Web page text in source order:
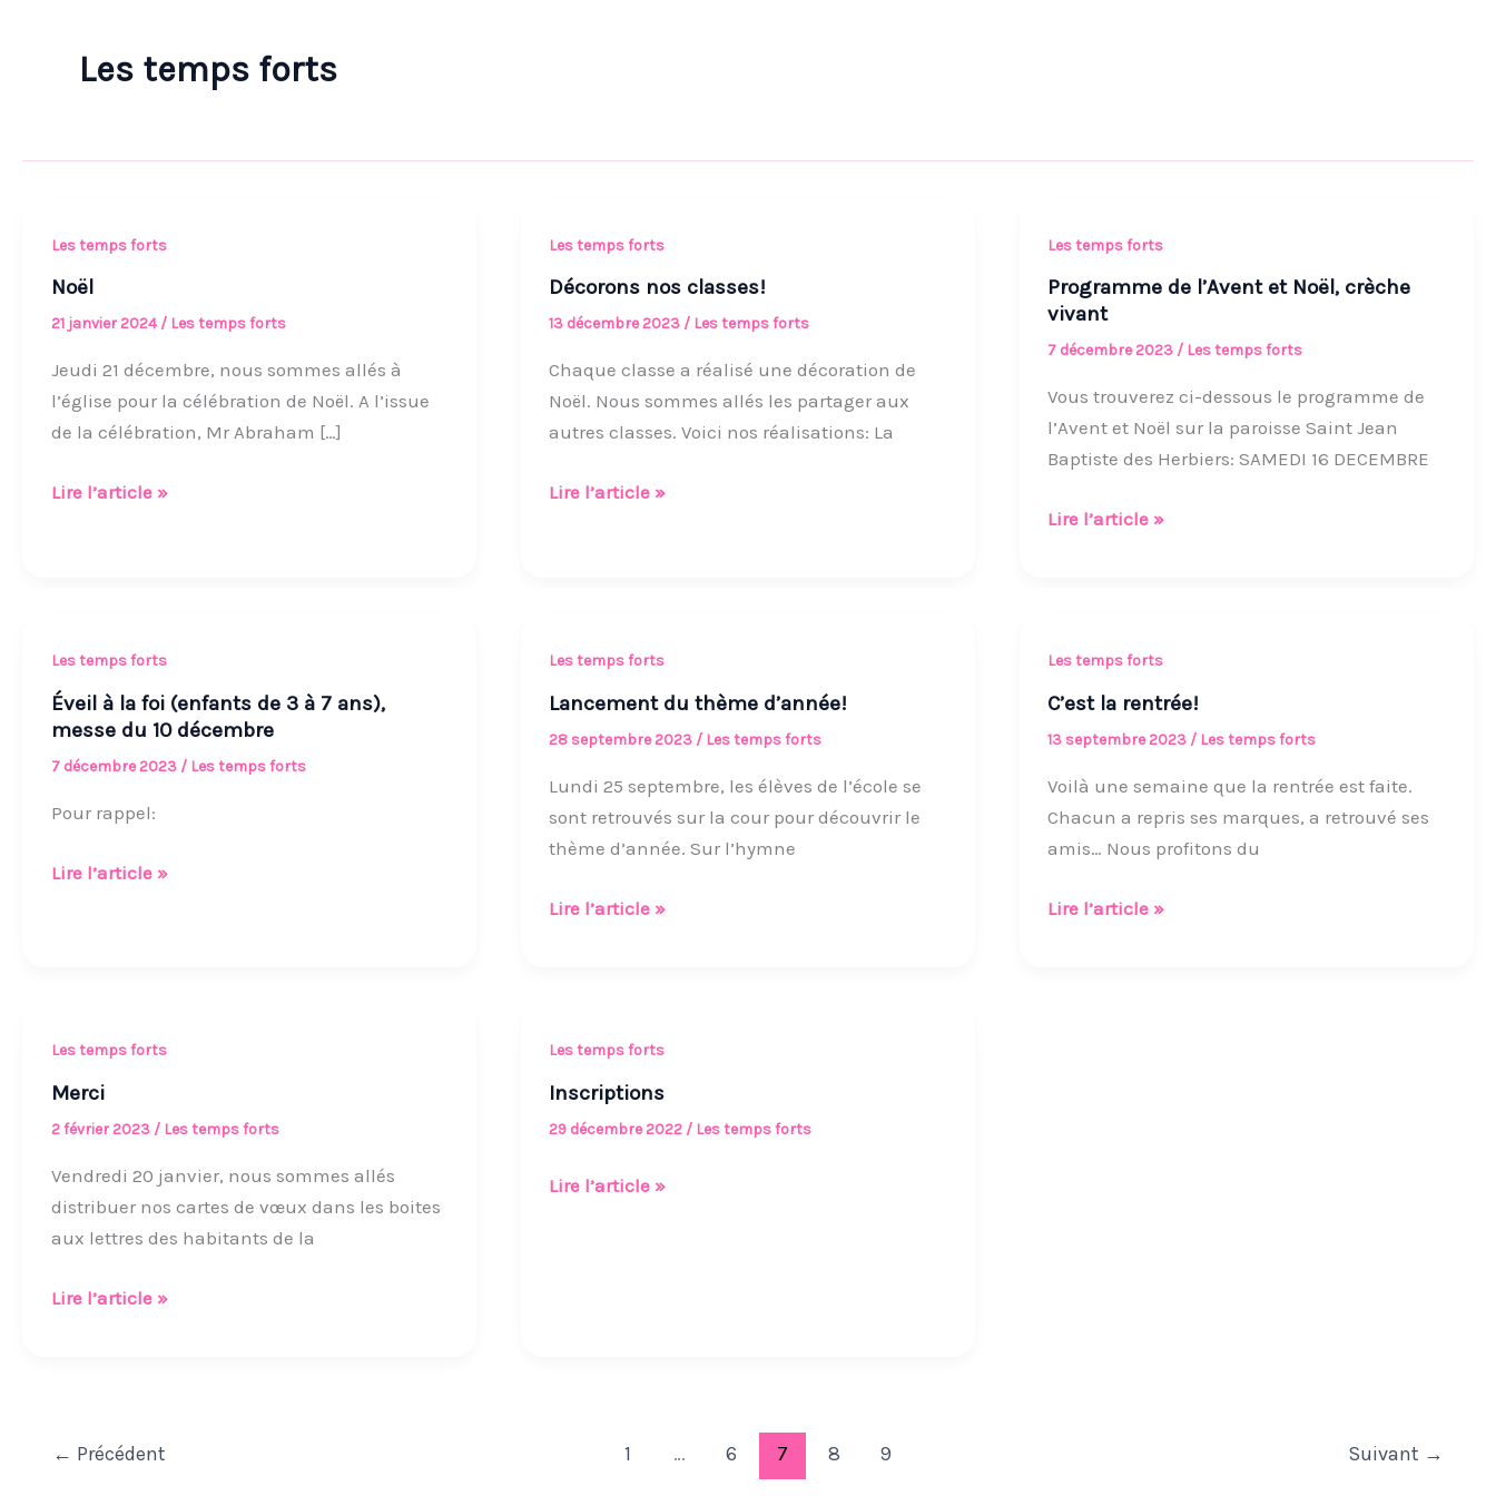
Les temps forts
Les temps forts
Noël
21 janvier 2024 / Les temps forts
Jeudi 21 décembre, nous sommes allés à
l’église pour la célébration de Noël. A l’issue
de la célébration, Mr Abraham […]
Noël
Lire l’article »
Les temps forts
Décorons nos classes!
13 décembre 2023 / Les temps forts
Chaque classe a réalisé une décoration de
Noël. Nous sommes allés les partager aux
autres classes. Voici nos réalisations: La
Décorons
nos
Lire l’article »
Les temps forts
Programme de l’Avent et Noël, crèche
vivant
7 décembre 2023 / Les temps forts
Vous trouverez ci-dessous le programme de
l’Avent et Noël sur la paroisse Saint Jean
Baptiste des Herbiers: SAMEDI 16 DECEMBRE
Programme
l’Avent
crèche
vivant
Lire l’article »
Les temps forts
Éveil à la foi (enfants de 3 à 7 ans),
messe du 10 décembre
7 décembre 2023 / Les temps forts
Pour rappel:
Éveil
à
la
de
à
décembre
Lire l’article »
Les temps forts
Lancement du thème d’année!
28 septembre 2023 / Les temps forts
Lundi 25 septembre, les élèves de l’école se
sont retrouvés sur la cour pour découvrir le
thème d’année. Sur l’hymne
Lancement
d’année!
Lire l’article »
Les temps forts
C’est la rentrée!
13 septembre 2023 / Les temps forts
Voilà une semaine que la rentrée est faite.
Chacun a repris ses marques, a retrouvé ses
amis… Nous profitons du
C’est
Lire l’article »
Les temps forts
Merci
2 février 2023 / Les temps forts
Vendredi 20 janvier, nous sommes allés
distribuer nos cartes de vœux dans les boites
aux lettres des habitants de la
Merci
Lire l’article »
Les temps forts
Inscriptions
29 décembre 2022 / Les temps forts
Inscriptions
Lire l’article »
← Précédent 1 … 6 7 8 9 Suivant →